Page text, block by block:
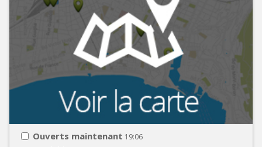
Ouverts maintenant 19:06